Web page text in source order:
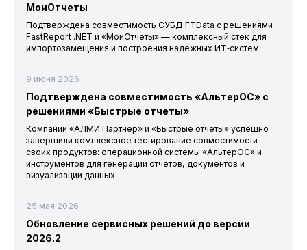
МоиОтчеты
Подтверждена совместимость СУБД FTData с решениями
FastReport .NET и «МоиОтчеты» — комплексный стек для
импортозамещения и построения надёжных ИТ‑систем.
9 июня 2026
Подтверждена совместимость «АльтерОС» с
решениями «Быстрые отчеты»
Компании «АЛМИ Партнер» и «Быстрые отчеты» успешно
завершили комплексное тестирование совместимости
своих продуктов: операционной системы «АльтерОС» и
инструментов для генерации отчетов, документов и
визуализации данных.
25 мая 2026
Обновление сервисных решений до версии
2026.2